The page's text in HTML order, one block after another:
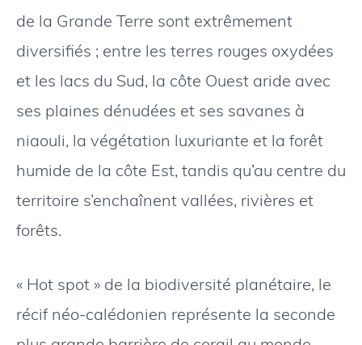
de la Grande Terre sont extrêmement
diversifiés ; entre les terres rouges oxydées
et les lacs du Sud, la côte Ouest aride avec
ses plaines dénudées et ses savanes à
niaouli, la végétation luxuriante et la forêt
humide de la côte Est, tandis qu’au centre du
territoire s’enchaînent vallées, rivières et
forêts.
« Hot spot » de la biodiversité planétaire, le
récif néo-calédonien représente la seconde